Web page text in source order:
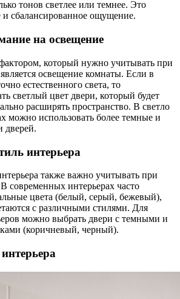
тонов светлее или темнее. Это
и сбалансированное ощущение.
на освещение
который нужно учитывать при
освещение комнаты. Если в
естественного света, то
светлый цвет двери, который будет
расширять пространство. В светло
можно использовать более темные и
дверей.
интерьера
также важно учитывать при
современных интерьерах часто
цвета (белый, серый, бежевый),
с различными стилями. Для
можно выбрать двери с темными и
(коричневый, черный).